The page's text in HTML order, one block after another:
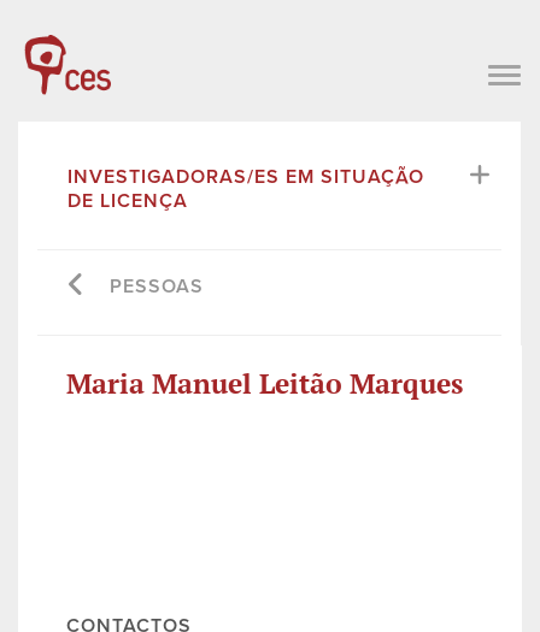
INVESTIGADORAS/ES EM SITUAÇÃO
DE LICENÇA
PESSOAS
Maria Manuel Leitão Marques
CONTACTOS